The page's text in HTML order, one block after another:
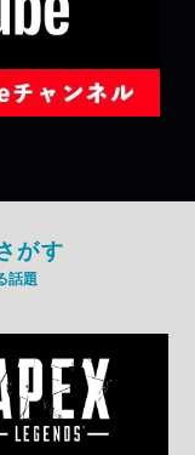
がす
話題